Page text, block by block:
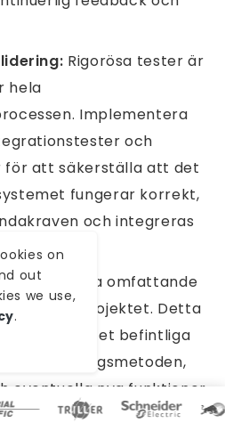
Rigorösa tester är
hela
Implementera
och
att säkerställa att det
fungerar korrekt,
och integreras
system.
Upprätthålla omfattande
hela projektet. Detta
det befintliga
eventuella nya funktioner
God dokumentation är
on
out
we use,
.